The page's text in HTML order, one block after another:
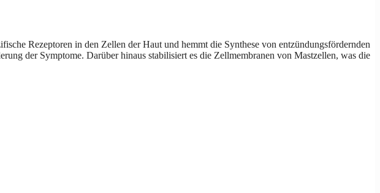
Rezeptoren in den Zellen der Haut und hemmt die Synthese von entzündungsfördernden
der Symptome. Darüber hinaus stabilisiert es die Zellmembranen von Mastzellen, was die